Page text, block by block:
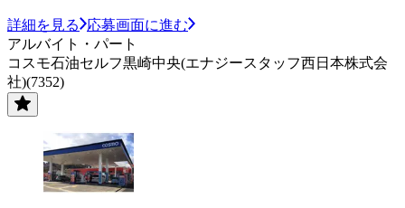
詳細を見る
応募画面に進む
アルバイト・パート
コスモ石油セルフ黒崎中央(エナジースタッフ西日本株式会
社)(7352)